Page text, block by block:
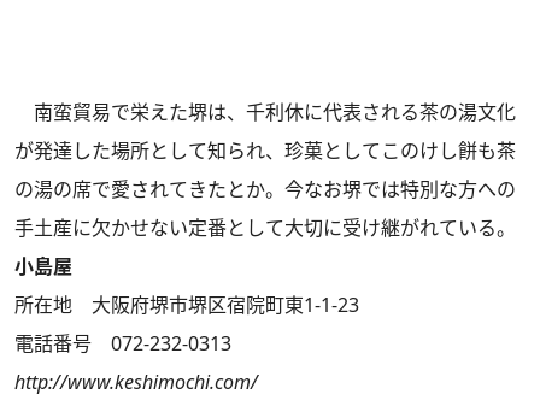
南蛮貿易で栄えた堺は、千利休に代表される茶の湯文化
が発達した場所として知られ、珍菓としてこのけし餅も茶
の湯の席で愛されてきたとか。今なお堺では特別な方への
手土産に欠かせない定番として大切に受け継がれている。
小島屋
所在地 大阪府堺市堺区宿院町東1-1-23
電話番号 072-232-0313
http://www.keshimochi.com/